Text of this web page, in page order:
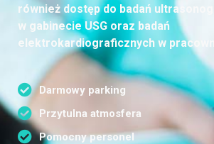
również dostęp do badań
w gabinecie USG oraz badań
elektrokardiograficznych w pracowni
Darmowy parking
Przytulna atmosfera
Pomocny personel